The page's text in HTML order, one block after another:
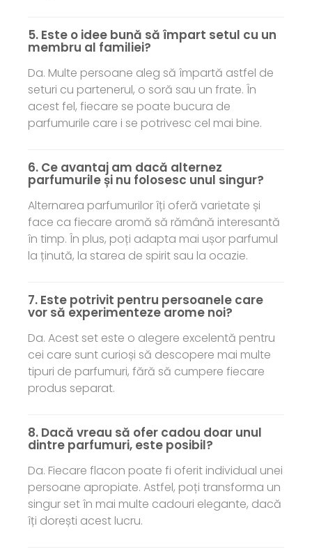
5. Este o idee bună să împart setul cu un
membru al familiei?
Da. Multe persoane aleg să împartă astfel de
seturi cu partenerul, o soră sau un frate. În
acest fel, fiecare se poate bucura de
parfumurile care i se potrivesc cel mai bine.
6. Ce avantaj am dacă alternez
parfumurile și nu folosesc unul singur?
Alternarea parfumurilor îți oferă varietate și
face ca fiecare aromă să rămână interesantă
în timp. În plus, poți adapta mai ușor parfumul
la ținută, la starea de spirit sau la ocazie.
7. Este potrivit pentru persoanele care
vor să experimenteze arome noi?
Da. Acest set este o alegere excelentă pentru
cei care sunt curioși să descopere mai multe
tipuri de parfumuri, fără să cumpere fiecare
produs separat.
8. Dacă vreau să ofer cadou doar unul
dintre parfumuri, este posibil?
Da. Fiecare flacon poate fi oferit individual unei
persoane apropiate. Astfel, poți transforma un
singur set în mai multe cadouri elegante, dacă
îți dorești acest lucru.